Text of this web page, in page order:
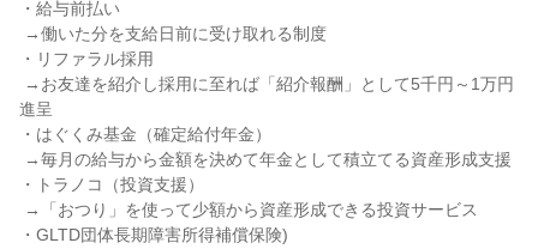
・給与前払い
・リファラル採用
進呈
・はぐくみ基金（確定給付年金）
・トラノコ（投資支援）
・GLTD団体長期障害所得補償保険)